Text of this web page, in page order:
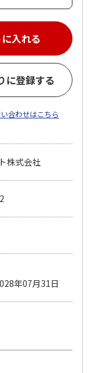
えBOX とりささ…
入れる
に登録する
合わせはこちら
株式会社
年07月31日